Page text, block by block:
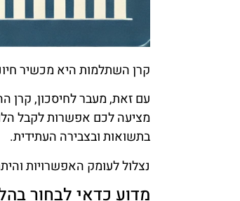
קרן השתלמות היא מכשיר
עם זאת, מעבר לחיסכון, קרן
מציעה לכם אפשרות לקבל
בתשואות ובצבירה העתידית.
נצלול לעומק האפשרויות
מדוע כדאי לבחור